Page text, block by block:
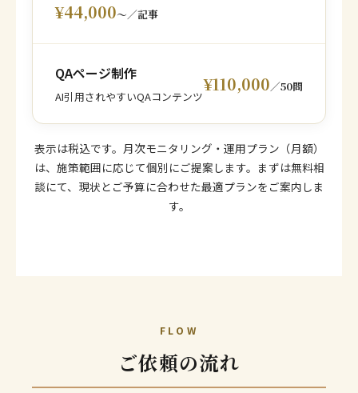
¥44,000〜／記事
QAページ制作
AI引用されやすいQAコンテンツ
¥110,000／50問
表示は税込です。月次モニタリング・運用プラン（月額）
は、施策範囲に応じて個別にご提案します。まずは無料相
談にて、現状とご予算に合わせた最適プランをご案内しま
す。
FLOW
ご依頼の流れ